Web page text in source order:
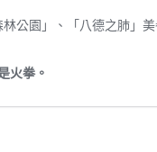
林公園」、「八德之肺」
火拳。